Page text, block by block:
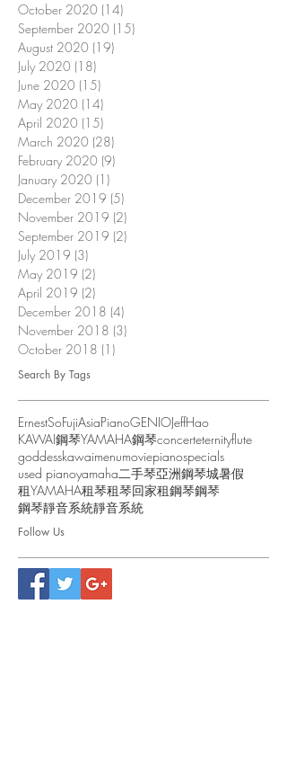
October 2020 (14)
September 2020 (15)
August 2020 (19)
July 2020 (18)
June 2020 (15)
May 2020 (14)
April 2020 (15)
March 2020 (28)
February 2020 (9)
January 2020 (1)
December 2019 (5)
November 2019 (2)
September 2019 (2)
July 2019 (3)
May 2019 (2)
April 2019 (2)
December 2018 (4)
November 2018 (3)
October 2018 (1)
Search By Tags
ErnestSoFujiAsiaPianoGENIOJeffHao
KAWAI鋼琴YAMAHA鋼琴concerteternityflute
goddesskawaimenumoviepianospecials
used pianoyamaha二手琴亞洲鋼琴城暑假
租YAMAHA租琴租琴回家租鋼琴鋼琴
鋼琴靜音系統靜音系統
Follow Us